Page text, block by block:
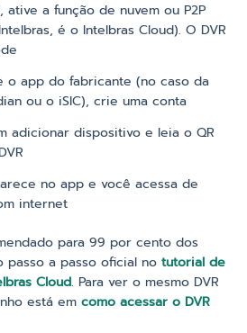
ative a função de nuvem ou P2P
é o Intelbras Cloud). O DVR
o app do fabricante (no caso da
ou o iSIC), crie uma conta
adicionar dispositivo e leia o QR
no app e você acessa de
internet
para 99 por cento dos
passo a passo oficial no tutorial de
Cloud. Para ver o mesmo DVR
está em como acessar o DVR